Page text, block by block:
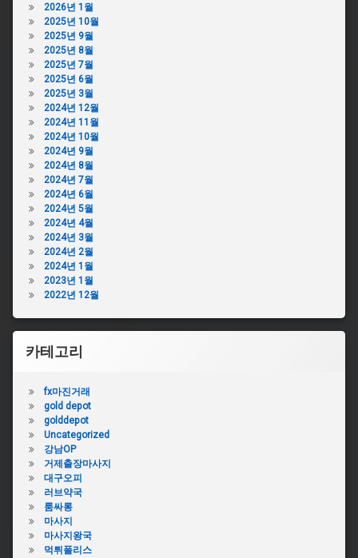
2026년 1월
2025년 10월
2025년 9월
2025년 8월
2025년 7월
2025년 6월
2025년 3월
2024년 12월
2024년 11월
2024년 10월
2024년 9월
2024년 8월
2024년 7월
2024년 6월
2024년 5월
2024년 4월
2024년 3월
2024년 2월
2024년 1월
2023년 1월
2022년 12월
카테고리
fx마진거래
gold depot
golddepot
Uncategorized
강남OP
거제출장마사지
대구오피
러브약국
룸싸롱
마사지
마사지왕국
먹튀폴리스